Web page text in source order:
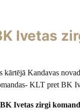
Ivetas
kārtējā Kandavas
KLT pret BK
Ivetas zirgi